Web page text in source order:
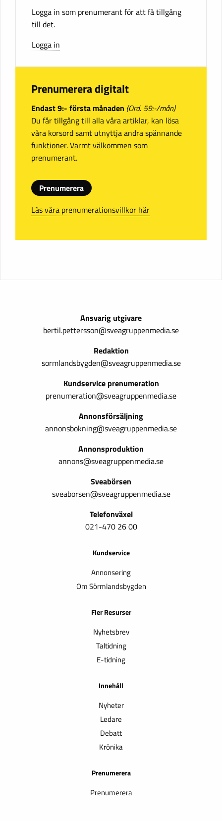
Logga in som prenumerant för att få tillgång
till det.
Logga in
Prenumerera digitalt
Endast 9:- första månaden (Ord. 59:-/mån)
Du får tillgång till alla våra artiklar, kan lösa
våra korsord samt utnyttja andra spännande
funktioner. Varmt välkommen som
prenumerant.
Prenumerera
Läs våra prenumerationsvillkor här
Ansvarig utgivare
bertil.pettersson@sveagruppenmedia.se
Redaktion
sormlandsbygden@sveagruppenmedia.se
Kundservice prenumeration
prenumeration@sveagruppenmedia.se
Annonsförsäljning
annonsbokning@sveagruppenmedia.se
Annonsproduktion
annons@sveagruppenmedia.se
Sveabörsen
sveaborsen@sveagruppenmedia.se
Telefonväxel
021-470 26 00
Kundservice
Annonsering
Om Sörmlandsbygden
Fler Resurser
Nyhetsbrev
Taltidning
E-tidning
Innehåll
Nyheter
Ledare
Debatt
Krönika
Prenumerera
Prenumerera